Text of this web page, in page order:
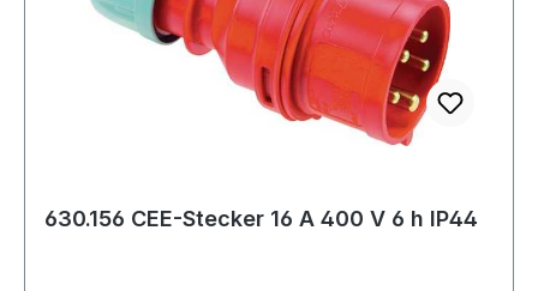
630.156 CEE-Stecker 16 A 400 V 6 h IP44